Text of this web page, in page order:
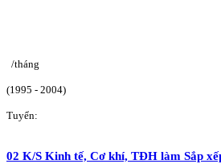
/tháng
(1995 - 2004)
Tuyển:
02 K/S Kinh tế, Cơ khí, TĐH làm Sắp